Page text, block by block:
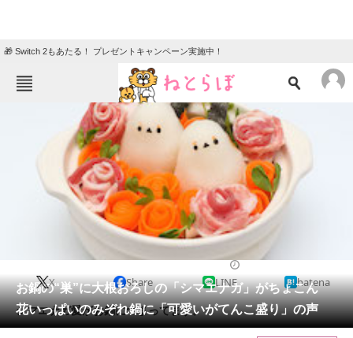
🎁 Switch 2もあたる！ プレゼントキャンペーン実施中！
ねとらぼメニュー
ニュース
地域
教育・育児
会員記事
メディア
お鍋の“巣”に大根おろしの「シマエナガ」がちょこん
花いっぱいのみぞれ鍋に「可愛いがてんこ盛り」の声
X Share LINE hatena
シマエナガ愛がお鍋につまってます。